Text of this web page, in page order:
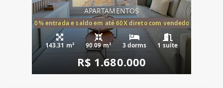
APARTAMENTOS
20% entrada e saldo em até 60X direto com vendedor
143.31 m² 90.09 m² 3 dorms 1 suíte
R$ 1.680.000